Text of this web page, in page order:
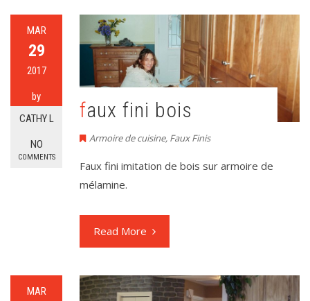
MAR
29
2017
by
CATHY L
NO
COMMENTS
faux fini bois
Armoire de cuisine, Faux Finis
Faux fini imitation de bois sur armoire de
mélamine.
Read More
MAR